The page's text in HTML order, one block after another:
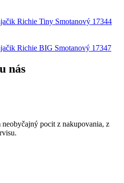
Richie Tiny Smotanový 17344
Richie BIG Smotanový 17347
nás
pocit z nakupovania, z